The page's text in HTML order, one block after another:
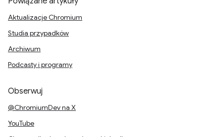
Aktualizacje Chromium
Studia przypadków
Archiwum
Podcasty i programy
Obserwuj
@ChromiumDev na X
YouTube